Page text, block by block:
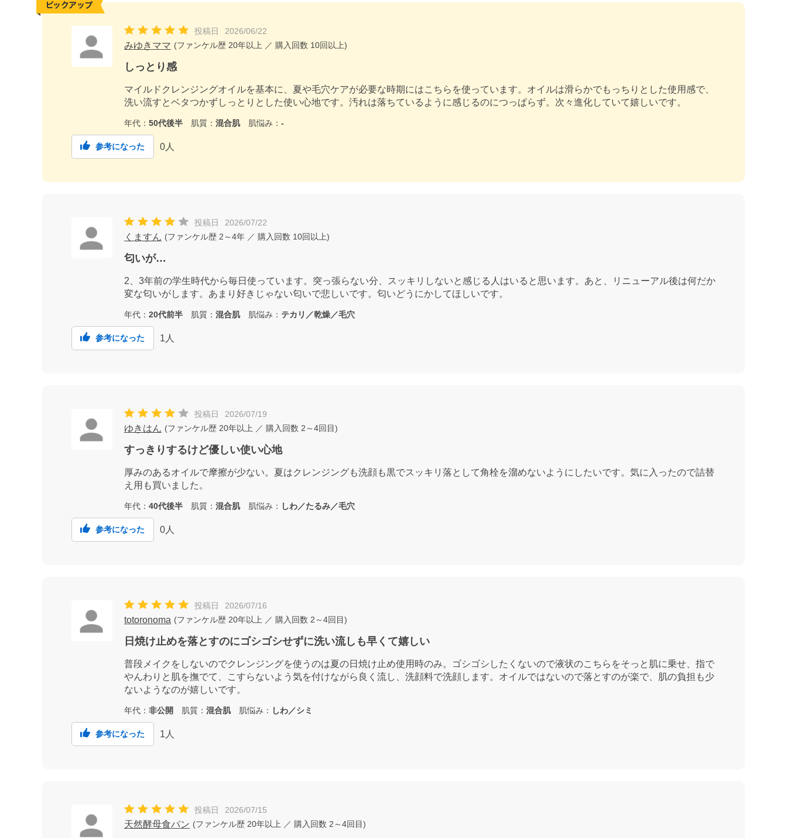
投稿日 2026/06/22
みゆきママ (ファンケル歴 20年以上 ／ 購入回数 10回以上)
しっとり感
マイルドクレンジングオイルを基本に、夏や毛穴ケアが必要な時期にはこちらを使っています。オイルは滑らかでもっちりとした使用感で、
洗い流すとベタつかずしっとりとした使い心地です。汚れは落ちているように感じるのにつっぱらず。次々進化していて嬉しいです。
年代： 50代後半 肌質： 混合肌肌悩み： -
参考になった 0 人
投稿日 2026/07/22
くますん (ファンケル歴 2～4年 ／ 購入回数 10回以上)
匂いが…
2、3年前の学生時代から毎日使っています。突っ張らない分、スッキリしないと感じる人はいると思います。あと、リニューアル後は何だか
変な匂いがします。あまり好きじゃない匂いで悲しいです。匂いどうにかしてほしいです。
年代： 20代前半 肌質： 混合肌肌悩み： テカリ／乾燥／毛穴
参考になった 1 人
投稿日 2026/07/19
ゆきはん (ファンケル歴 20年以上 ／ 購入回数 2～4回目)
すっきりするけど優しい使い心地
厚みのあるオイルで摩擦が少ない。夏はクレンジングも洗顔も黒でスッキリ落として角栓を溜めないようにしたいです。気に入ったので詰替
え用も買いました。
年代： 40代後半 肌質： 混合肌肌悩み： しわ／たるみ／毛穴
参考になった 0 人
投稿日 2026/07/16
totoronoma (ファンケル歴 20年以上 ／ 購入回数 2～4回目)
日焼け止めを落とすのにゴシゴシせずに洗い流しも早くて嬉しい
普段メイクをしないのでクレンジングを使うのは夏の日焼け止め使用時のみ。ゴシゴシしたくないので液状のこちらをそっと肌に乗せ、指で
やんわりと肌を撫でて、こすらないよう気を付けながら良く流し、洗顔料で洗顔します。オイルではないので落とすのが楽で、肌の負担も少
ないようなのが嬉しいです。
年代： 非公開 肌質： 混合肌肌悩み： しわ／シミ
参考になった 1 人
投稿日 2026/07/15
天然酵母食パン (ファンケル歴 20年以上 ／ 購入回数 2～4回目)